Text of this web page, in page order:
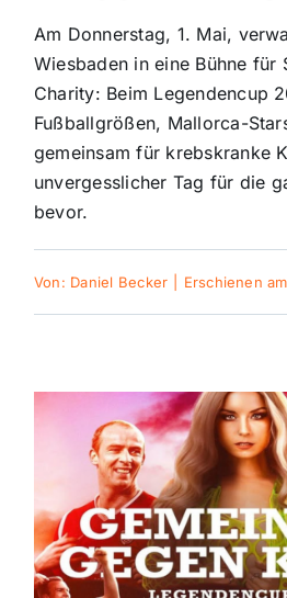
Kultur
Panorama
Mein Stadtteil
Galerie
Polizeimeldungen
Themen und Termine
Gewinnspiele
Am Donnerstag, 1. Mai,
Wiesbaden in eine Bühne für
Charity: Beim Legendencup
Fußballgrößen, Mallorca-
gemeinsam für krebskranke
unvergesslicher Tag für die
bevor.
Von: Daniel Becker Erschienen